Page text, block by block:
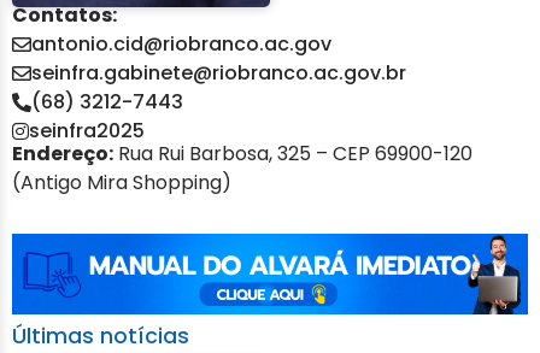
Contatos:
antonio.cid@riobranco.ac.gov
seinfra.gabinete@riobranco.ac.gov.br
(68) 3212-7443
seinfra2025
Endereço: Rua Rui Barbosa, 325 – CEP 69900-120
(Antigo Mira Shopping)
Últimas notícias